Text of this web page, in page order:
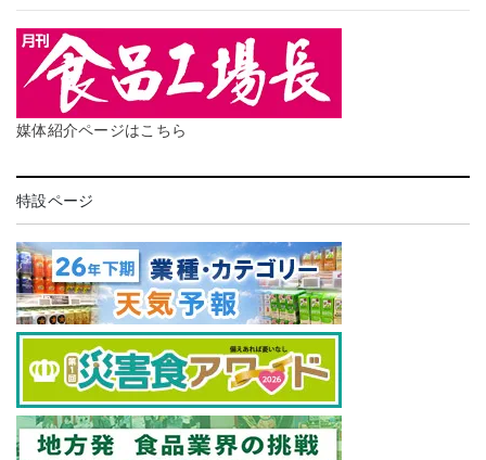
媒体紹介ページはこちら
特設ページ